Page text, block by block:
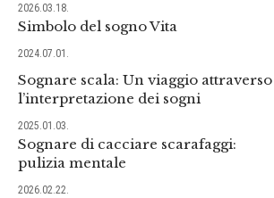
2026.03.18.
Simbolo del sogno Vita
2024.07.01.
Sognare scala: Un viaggio attraverso
l’interpretazione dei sogni
2025.01.03.
Sognare di cacciare scarafaggi:
pulizia mentale
2026.02.22.